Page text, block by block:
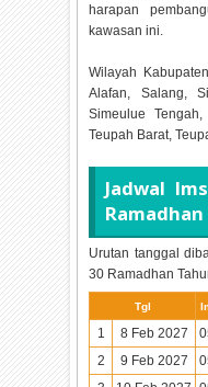
harapan
kawasan ini.
Wilayah
Alafan, Salang,
Simeulue
Teupah Barat,
Jadwal
Ramadhan
Urutan tanggal
30 Ramadhan
Tgl
1 8 Feb 2027
2
9 Feb 2027